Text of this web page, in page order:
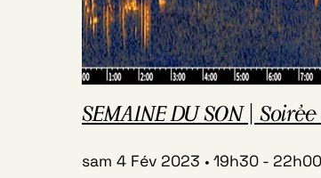
SEMAINE DU SON |
sam 4 Fév 2023 19h30 - 22h00